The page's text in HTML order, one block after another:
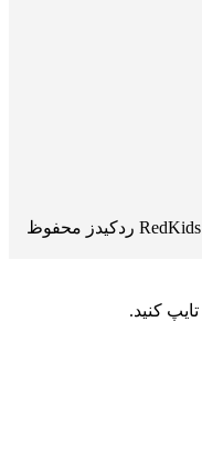
کپی رایت 2023 – 2026 تمام حقوق برای RedKids ردکیدز محفوظ
کنید.